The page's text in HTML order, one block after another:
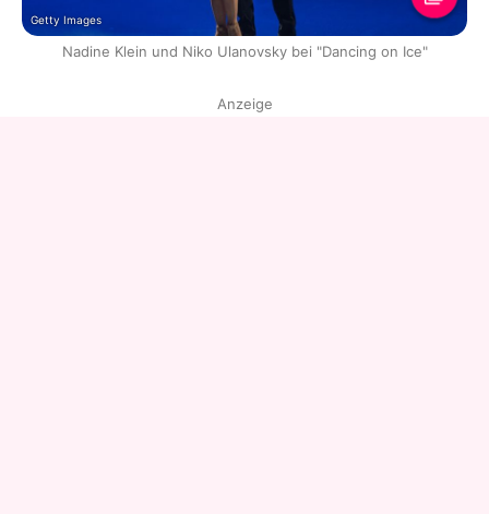
Getty Images
Nadine Klein und Niko Ulanovsky bei "Dancing on Ice"
Anzeige